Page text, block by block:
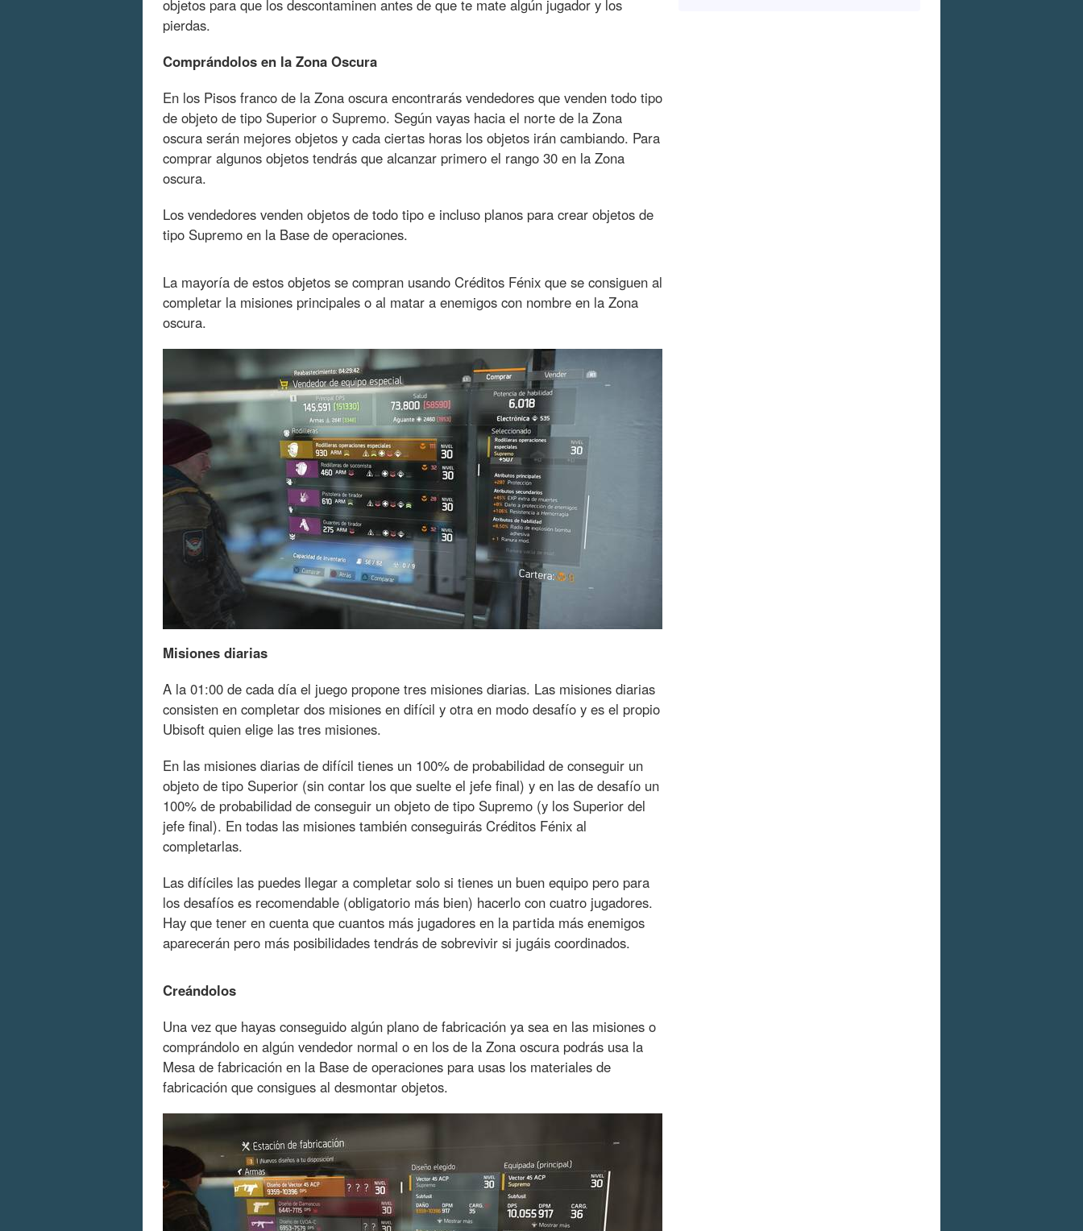
objetos para que los descontaminen antes de que te mate algún jugador y los
pierdas.
Comprándolos en la Zona Oscura
En los Pisos franco de la Zona oscura encontrarás vendedores que venden todo tipo
de objeto de tipo Superior o Supremo. Según vayas hacia el norte de la Zona
oscura serán mejores objetos y cada ciertas horas los objetos irán cambiando. Para
comprar algunos objetos tendrás que alcanzar primero el rango 30 en la Zona
oscura.
Los vendedores venden objetos de todo tipo e incluso planos para crear objetos de
tipo Supremo en la Base de operaciones.
La mayoría de estos objetos se compran usando Créditos Fénix que se consiguen al
completar la misiones principales o al matar a enemigos con nombre en la Zona
oscura.
Misiones diarias
A la 01:00 de cada día el juego propone tres misiones diarias. Las misiones diarias
consisten en completar dos misiones en difícil y otra en modo desafío y es el propio
Ubisoft quien elige las tres misiones.
En las misiones diarias de difícil tienes un 100% de probabilidad de conseguir un
objeto de tipo Superior (sin contar los que suelte el jefe final) y en las de desafío un
100% de probabilidad de conseguir un objeto de tipo Supremo (y los Superior del
jefe final). En todas las misiones también conseguirás Créditos Fénix al
completarlas.
Las difíciles las puedes llegar a completar solo si tienes un buen equipo pero para
los desafíos es recomendable (obligatorio más bien) hacerlo con cuatro jugadores.
Hay que tener en cuenta que cuantos más jugadores en la partida más enemigos
aparecerán pero más posibilidades tendrás de sobrevivir si jugáis coordinados.
Creándolos
Una vez que hayas conseguido algún plano de fabricación ya sea en las misiones o
comprándolo en algún vendedor normal o en los de la Zona oscura podrás usa la
Mesa de fabricación en la Base de operaciones para usas los materiales de
fabricación que consigues al desmontar objetos.